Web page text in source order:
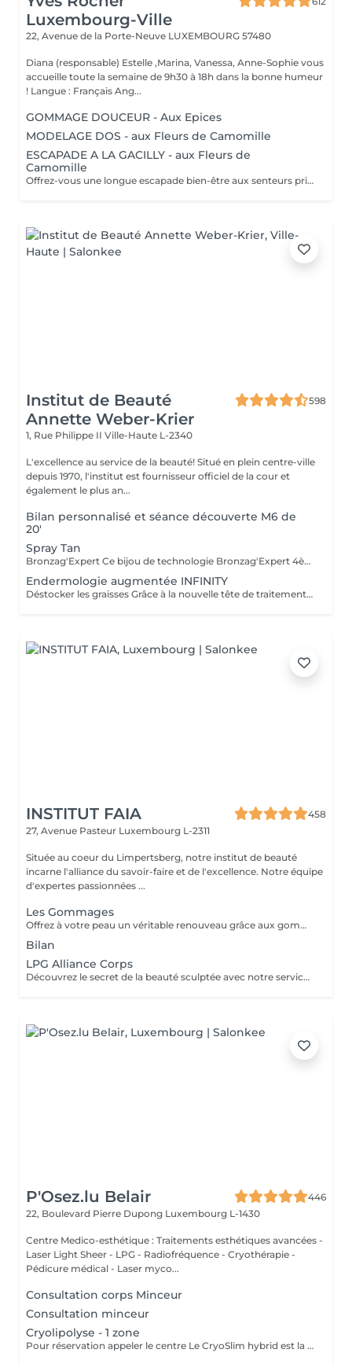
Luxembourg-Ville
22, Avenue de la Porte-Neuve LUXEMBOURG 57480
Diana (responsable) Estelle ,Marina, Vanessa, Anne-Sophie vous
accueille toute la semaine de 9h30 à 18h dans la bonne humeur
! Langue : Français Ang...
GOMMAGE DOUCEUR - Aux Epices
MODELAGE DOS - aux Fleurs de Camomille
ESCAPADE A LA GACILLY - aux Fleurs de
Camomille
Offrez-vous une longue escapade bien-être aux senteurs printanières de Camomille, fleur emblématique de nos champs à la Gacilly. le temps s'est arrêté. Incroyablement relaxé et en harmonie, votre corps et votre esprits retrouvent leur équilibre.
Institut de Beauté
Annette Weber-Krier
598
1, Rue Philippe II Ville-Haute L-2340
L'excellence au service de la beauté! Situé en plein centre-ville
depuis 1970, l'institut est fournisseur officiel de la cour et
également le plus an...
Bilan personnalisé et séance découverte M6 de
20'
Spray Tan
Bronzag'Expert Ce bijou de technologie Bronzag'Expert 4ème Génération fonctionnant avec notre lotion, offre un bronzage sur-mesure sans exposition aux UV. Grâce à sa composition 99% naturelle contenant un activateur de mélanine et des actifs hydratants, vous allez retrouver une peau bronzée, revitalisée et repulpée.
Endermologie augmentée INFINITY
Déstocker les graisses Grâce à la nouvelle tête de traitement brevetée Alliance, endermologie® permet de cibler et daffiner les zones rebelles à lexercice et à lhygiène alimentaire (bras, dos, ventre, taille, cuisses..) tout en sadaptant précisément aux besoins de chaque peau. Lisser la cellulite La cellulite, qui touche 90 % des femmes même les plus minces et les plus sportives, résulte à la fois dun stockage de graisses dans les adipocytes (cellules graisseuses) et dune rétention deau tout autour. Raffermir la peau Variations de poids, grossesses, temps qui passe la peau perd progressivement de sa tonicité et de sa souplesse. Même si ce relâchement cutané concerne tout le corps, certaines zones y sont plus sensibles : intérieur des cuisses, ventre, bras, etc Retrouver des jambes légères Jambes lourdes et douloureuses, chevilles ou pieds gonflés ces symptômes traduisent une mauvaise circulation sanguine et lymphatique. Les toxines saccumulent dans lorganisme, ce qui explique de telles variations de volume en une même journée ou à différents moments du cycle féminin. Bien-être Découvrez des parcours de soins au concept exclusif, pour une efficacité et une détente incomparables.
INSTITUT FAIA
458
27, Avenue Pasteur Luxembourg L-2311
Située au coeur du Limpertsberg, notre institut de beauté
incarne l'alliance du savoir-faire et de l'excellence. Notre équipe
d'expertes passionnées ...
Les Gommages
Offrez à votre peau un véritable renouveau grâce aux gommages corps Gemology. Enrichis en extraits minéraux précieux et en ingrédients naturels, ils exfolient en douceur, éliminent les cellules mortes et révèlent l'éclat de la peau. Leur texture sensorielle et leurs parfums délicats transforment l'exfoliation en un rituel de bien-être luxueux. Résultat : une peau lisse, douce, parfaitement préparée à recevoir les soins suivants.
Bilan
LPG Alliance Corps
Découvrez le secret de la beauté sculptée avec notre service LPG Endermologie. Cette technologie de pointe est votre alliée pour une silhouette redessinée et une peau radieuse. Les soins Endermologie stimulent naturellement la production de collagène et d'élastine, réduisent l'aspect de la cellulite et raffermissent votre peau. Les résultats sont visibles dès les premières séances, vous laissant avec une confiance et une élégance accrues. Révélez votre beauté intérieure avec une silhouette plus harmonieuse. Optez pour le bien-être et la beauté, choisissez LPG Endermologie dès aujourd'hui.
P'Osez.lu Belair
446
22, Boulevard Pierre Dupong Luxembourg L-1430
Centre Medico-esthétique : Traitements esthétiques avancées -
Laser Light Sheer - LPG - Radiofréquence - Cryothérapie -
Pédicure médical - Laser myco...
Consultation corps Minceur
Consultation minceur
Cryolipolyse - 1 zone
Pour réservation appeler le centre Le CryoSlim hybrid est la nouvelle génération de Cryolipolyse médicale (traitement des cellules de graisse par le froid). CryoSlim hybrid est le seul appareil d'amincissement à garantir les résultats minceur cliniquement supérieurs à la moyenne et exclusivement avec des températures de traitement saines et sans danger pour l'organisme. Ce traitement concerne les hommes et les femmes qui présentent une ou plusieurs zones localisées souvent résistantes aux efforts de régime et sport : ventre, poignées d'amour, culotte de cheval, intérieur des cuisses, genoux, bras, dos.